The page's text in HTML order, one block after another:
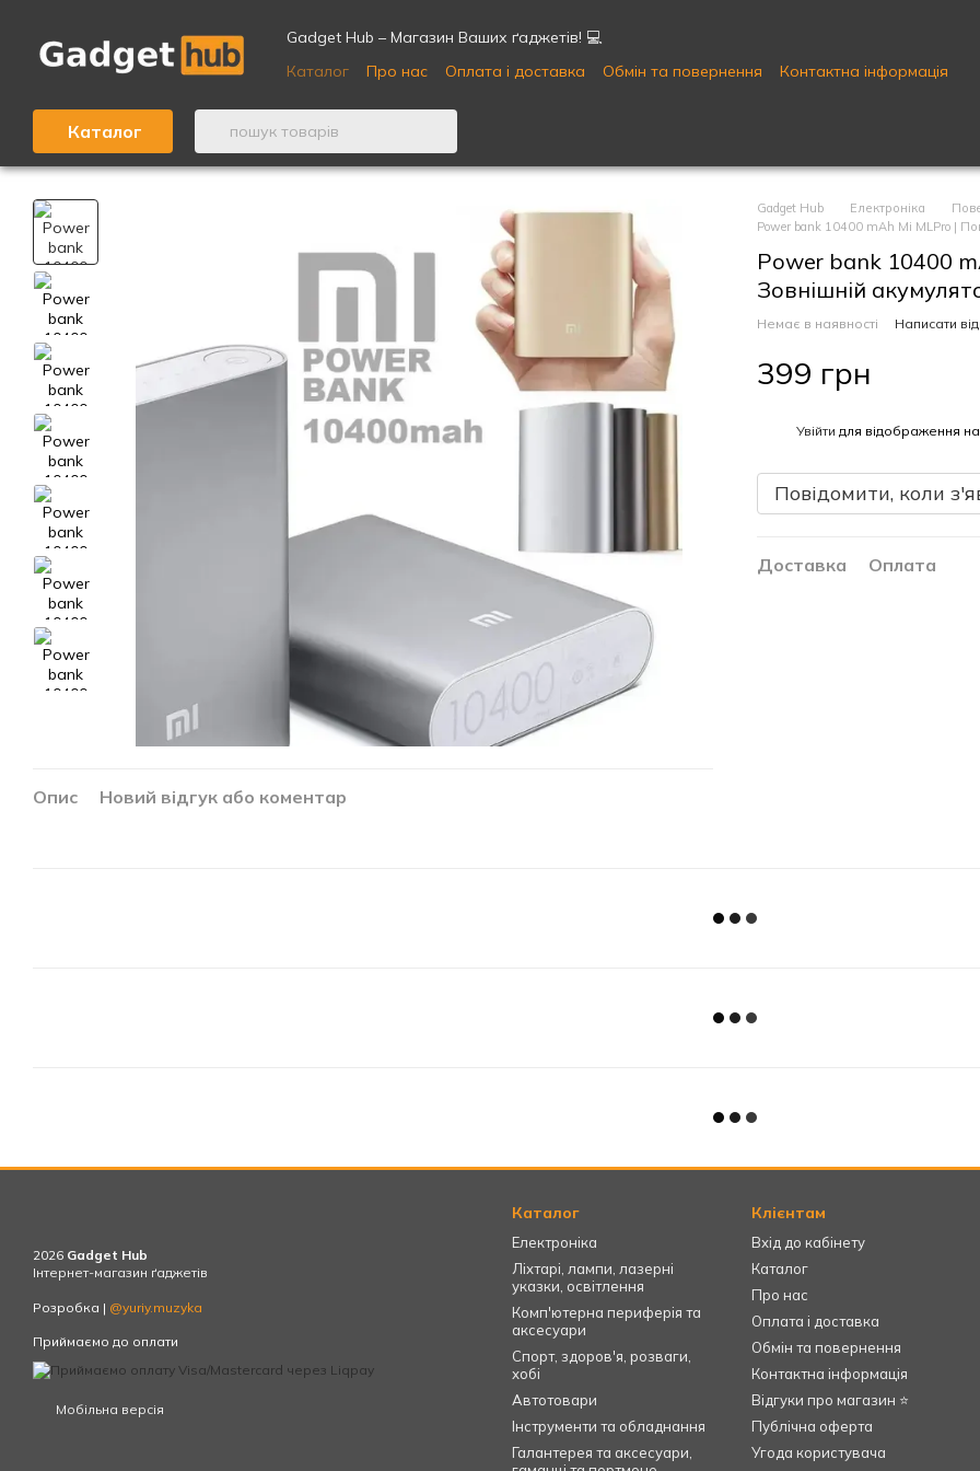
Gadget Hub – Магазин Ваших ґаджетів! 💻
Каталог
Про нас Оплата і доставка Обмін та повернення
Контактна інформація
Каталог
Опис Новий відгук або коментар
Gadget Hub Електроніка
Power bank 10400 mAh Mi MLPro |
Power bank 10400
Зовнішній
Немає в наявності Написати
399 грн
Увійти для відображення
Повідомити, коли
Доставка Оплата
2026 Gadget Hub
Інтернет-магазин ґаджетів
Розробка | @yuriy.muzyka
Приймаємо до оплати
Мобільна версія
Каталог
Електроніка
Ліхтарі, лампи, лазерні
указки, освітлення
Комп'ютерна периферія та
аксесуари
Спорт, здоров'я, розваги,
хобі
Автотовари
Інструменти та обладнання
Галантерея та аксесуари,
Клієнтам
Вхід до кабінету
Каталог
Про нас
Оплата і доставка
Обмін та повернення
Контактна інформація
Відгуки про магазин ⭐
Публічна оферта
Угода користувача